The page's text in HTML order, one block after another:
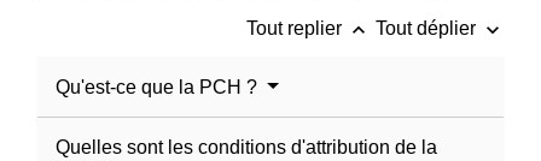
Tout replier keyboard_arrow_up Tout déplier keyboard_arrow_down
Qu'est-ce que la PCH ?
Quelles sont les conditions d'attribution de la